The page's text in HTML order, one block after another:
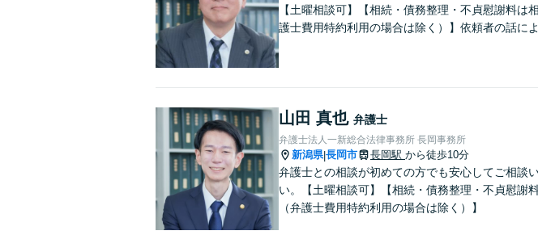
【土曜相談可】【相続・債務整理・不貞慰謝料
護士費用特約利用の場合は除く）】依頼者の話に
山田 真也 弁護士
弁護士法人一新総合法律事務所 長岡事務所
新潟県|長岡市 長岡駅 から徒歩10分
弁護士との相談が初めての方でも安心してご相談
い。【土曜相談可】【相続・債務整理・不貞慰謝
（弁護士費用特約利用の場合は除く）】